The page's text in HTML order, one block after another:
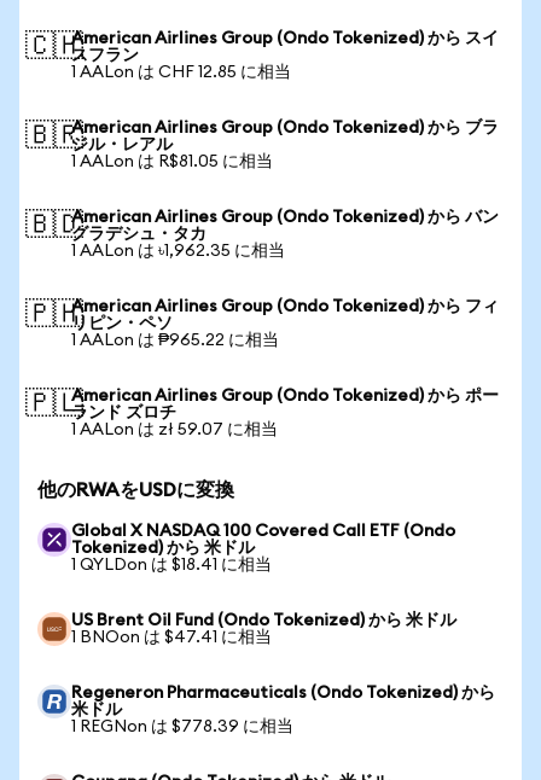
🇨🇭American Airlines Group (Ondo Tokenized) から スイ
スフラン
1 AALon は CHF 12.85 に相当
🇧🇷American Airlines Group (Ondo Tokenized) から ブラ
ジル・レアル
1 AALon は R$81.05 に相当
🇧🇩American Airlines Group (Ondo Tokenized) から バン
グラデシュ・タカ
1 AALon は ৳1,962.35 に相当
🇵🇭American Airlines Group (Ondo Tokenized) から フィ
リピン・ペソ
1 AALon は ₱965.22 に相当
🇵🇱American Airlines Group (Ondo Tokenized) から ポー
ランド ズロチ
1 AALon は zł 59.07 に相当
他のRWAをUSDに変換
Global X NASDAQ 100 Covered Call ETF (Ondo
Tokenized) から 米ドル
1 QYLDon は $18.41 に相当
US Brent Oil Fund (Ondo Tokenized) から 米ドル
1 BNOon は $47.41 に相当
Regeneron Pharmaceuticals (Ondo Tokenized) から
米ドル
1 REGNon は $778.39 に相当